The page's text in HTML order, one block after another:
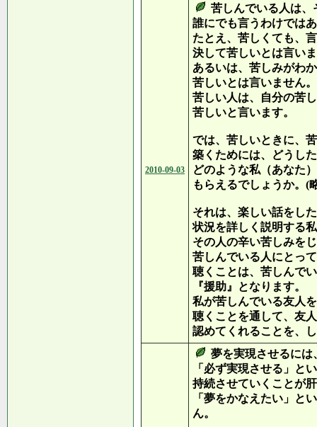
2010-09-03
苦しんでいる人は、
誰にでも言うわけでは
たとえ、苦しくても、
決して苦しいとは言い
あるいは、苦しみがわ
苦しいとは言いません。
苦しい人は、自分の苦
苦しいと言います。
では、苦しいときに、
築くためには、どうし
どのような私（あなた
もらえるでしょうか。(
それは、楽しい話をし
状況を詳しく説明する
その人の辛い苦しみを
苦しんでいる人にとっ
聴くことは、苦しんで
『援助』となります。
私が苦しんでいる友人
聴くことを通して、友
認めてくれることを、
夢を実現させるには
「必ず実現させる」と
持続させていくことが
「夢をかなえたい」と
ん。